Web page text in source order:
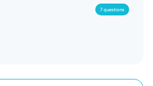
7 questions